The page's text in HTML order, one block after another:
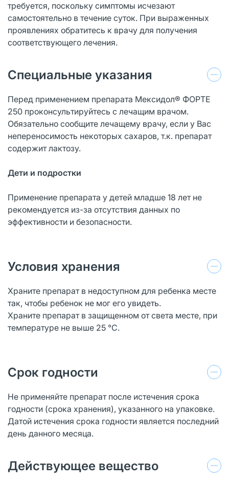
требуется, поскольку симптомы исчезают
самостоятельно в течение суток. При выраженных
проявлениях обратитесь к врачу для получения
соответствующего лечения.
Специальные указания
Перед применением препарата Мексидол® ФОРТЕ
250 проконсультируйтесь с лечащим врачом.
Обязательно сообщите лечащему врачу, если у Вас
непереносимость некоторых сахаров, т.к. препарат
содержит лактозу.
Дети и подростки
Применение препарата у детей младше 18 лет не
рекомендуется из-за отсутствия данных по
эффективности и безопасности.
Условия хранения
Храните препарат в недоступном для ребенка месте
так, чтобы ребенок не мог его увидеть.
Храните препарат в защищенном от света месте, при
температуре не выше 25 °C.
Срок годности
Не применяйте препарат после истечения срока
годности (срока хранения), указанного на упаковке.
Датой истечения срока годности является последний
день данного месяца.
Действующее вещество